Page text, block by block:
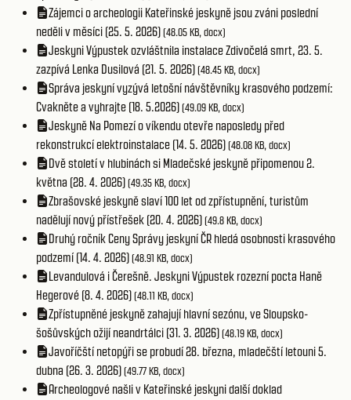
Zájemci o archeologii Kateřinské jeskyně jsou zváni poslední
neděli v měsíci (25. 5. 2026)(48.05 KB, docx)
Jeskyni Výpustek ozvláštnila instalace Zdivočelá smrt, 23. 5.
zazpívá Lenka Dusilová (21. 5. 2026)(48.45 KB, docx)
Správa jeskyní vyzývá letošní návštěvníky krasového podzemí:
Cvakněte a vyhrajte (18. 5.2026)(49.09 KB, docx)
Jeskyně Na Pomezí o víkendu otevře naposledy před
rekonstrukcí elektroinstalace (14. 5. 2026)(48.08 KB, docx)
Dvě století v hlubinách si Mladečské jeskyně připomenou 2.
května (28. 4. 2026)(49.35 KB, docx)
Zbrašovské jeskyně slaví 100 let od zpřístupnění, turistům
nadělují nový přístřešek (20. 4. 2026)(49.8 KB, docx)
Druhý ročník Ceny Správy jeskyní ČR hledá osobnosti krasového
podzemí (14. 4. 2026)(48.91 KB, docx)
Levandulová i Čerešně. Jeskyni Výpustek rozezní pocta Haně
Hegerové (8. 4. 2026)(48.11 KB, docx)
Zpřístupněné jeskyně zahajují hlavní sezónu, ve Sloupsko-
šošůvských ožijí neandrtálci (31. 3. 2026)(48.19 KB, docx)
Javoříčští netopýři se probudí 28. března, mladečští letouni 5.
dubna (26. 3. 2026)(49.77 KB, docx)
Archeologové našli v Kateřinské jeskyni další doklad